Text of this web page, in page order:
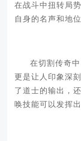
在战斗中扭转局
自身的名声和地位
在切割传奇
更是让人印象深
了道士的输出，
唤技能可以发挥